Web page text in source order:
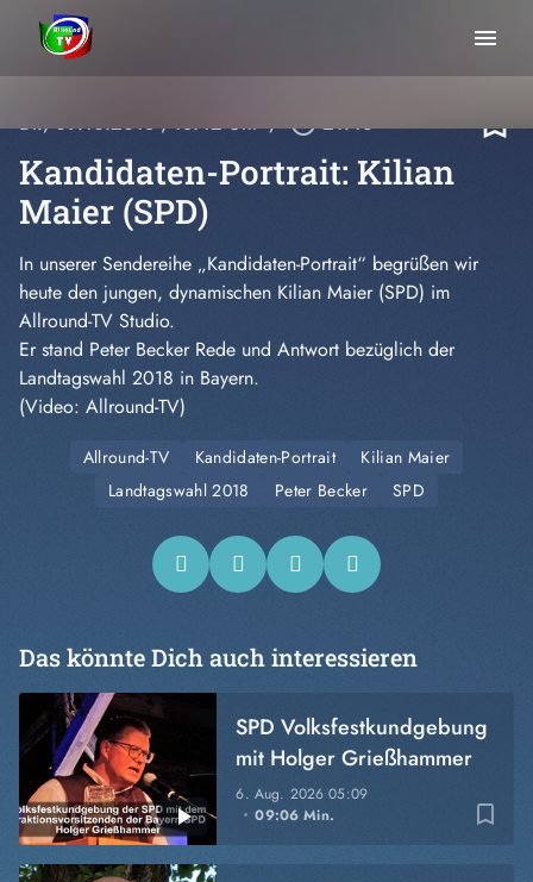
menu
Di., 09.10.2018, 18:42 Uhr / play_circle_outline21:46 bookmark_border
Kandidaten-Portrait: Kilian
Maier (SPD)
In unserer Sendereihe „Kandidaten-Portrait“ begrüßen wir
heute den jungen, dynamischen Kilian Maier (SPD) im
Allround-TV Studio.
Er stand Peter Becker Rede und Antwort bezüglich der
Landtagswahl 2018 in Bayern.
(Video: Allround-TV)
Allround-TV Kandidaten-Portrait
Kilian Maier
Landtagswahl 2018
Peter Becker SPD
Das könnte Dich auch interessieren
bookmark_border
6. Aug. 202605:09
09:06 Min.
SPD Volksfestkundgebung
mit Holger Grießhammer